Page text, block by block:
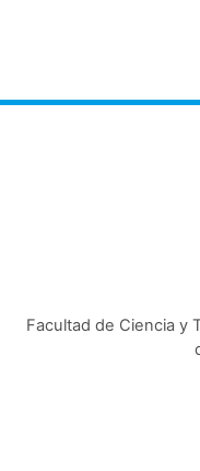
Facultad de Ciencia y